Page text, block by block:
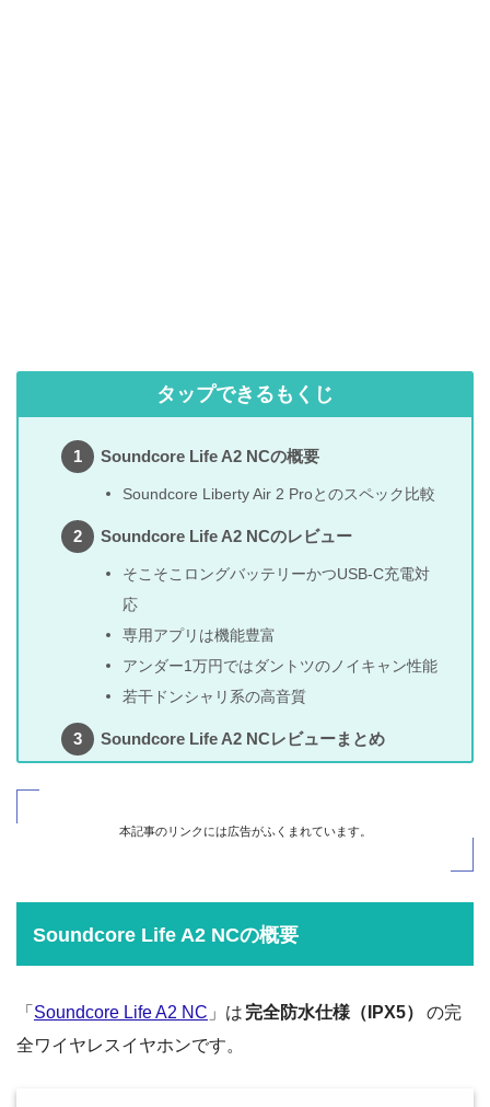
タップできるもくじ
Soundcore Life A2 NCの概要
Soundcore Liberty Air 2 Proとのスペック比較
Soundcore Life A2 NCのレビュー
そこそこロングバッテリーかつUSB-C充電対
応
専用アプリは機能豊富
アンダー1万円ではダントツのノイキャン性能
若干ドンシャリ系の高音質
Soundcore Life A2 NCレビューまとめ
本記事のリンクには広告がふくまれています。
Soundcore Life A2 NCの概要
「 Soundcore Life A2 NC 」は 完全防水仕様（IPX5）
の完
全ワイヤレスイヤホンです。